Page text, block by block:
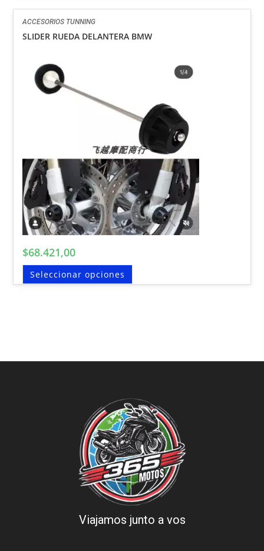
ACCESORIOS TUNNING
SLIDER RUEDA DELANTERA BMW
$68.421,00
Seleccionar opciones
Viajamos junto a vos